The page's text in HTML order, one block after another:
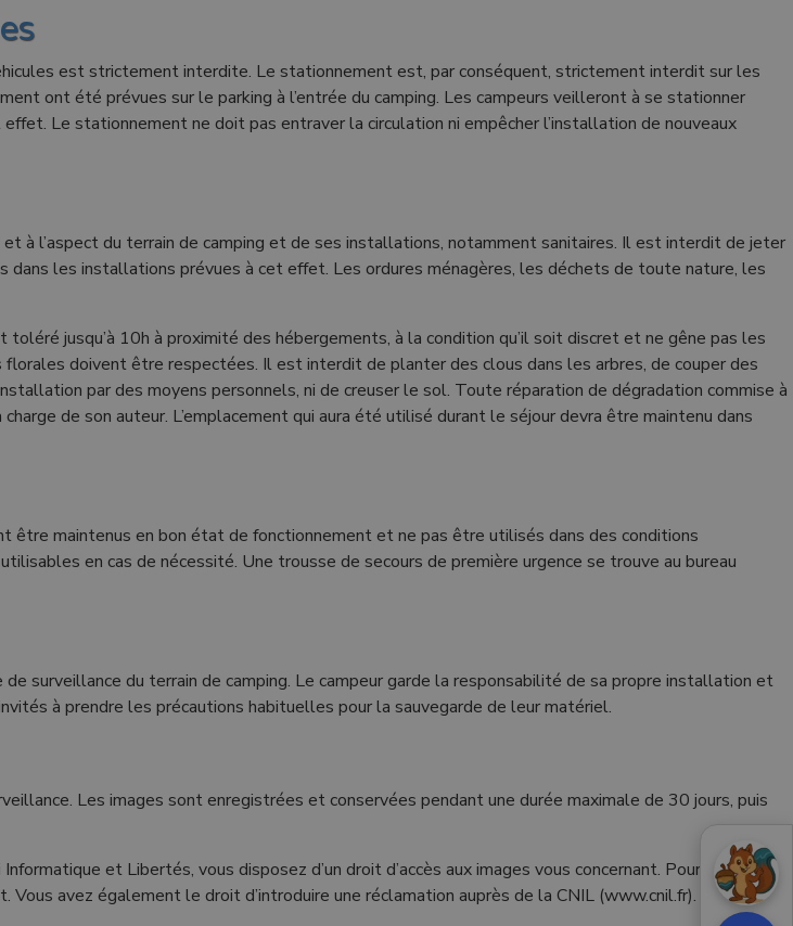
est strictement interdite. Le stationnement est, par conséquent, strictement interdit sur les
ont été prévues sur le parking à l’entrée du camping. Les campeurs veilleront à se stationner
Le stationnement ne doit pas entraver la circulation ni empêcher l’installation de nouveaux
à l’aspect du terrain de camping et de ses installations, notamment sanitaires. Il est interdit de jeter
dans les installations prévues à cet effet. Les ordures ménagères, les déchets de toute nature, les
jusqu’à 10h à proximité des hébergements, à la condition qu’il soit discret et ne gêne pas les
doivent être respectées. Il est interdit de planter des clous dans les arbres, de couper des
par des moyens personnels, ni de creuser le sol. Toute réparation de dégradation commise à
de son auteur. L’emplacement qui aura été utilisé durant le séjour devra être maintenu dans
être maintenus en bon état de fonctionnement et ne pas être utilisés dans des conditions
en cas de nécessité. Une trousse de secours de première urgence se trouve au bureau
surveillance du terrain de camping. Le campeur garde la responsabilité de sa propre installation et
à prendre les précautions habituelles pour la sauvegarde de leur matériel.
Les images sont enregistrées et conservées pendant une durée maximale de 30 jours, puis
et Libertés, vous disposez d’un droit d’accès aux images vous concernant. Pour exercer ce
avez également le droit d’introduire une réclamation auprès de la CNIL (www.cnil.fr).